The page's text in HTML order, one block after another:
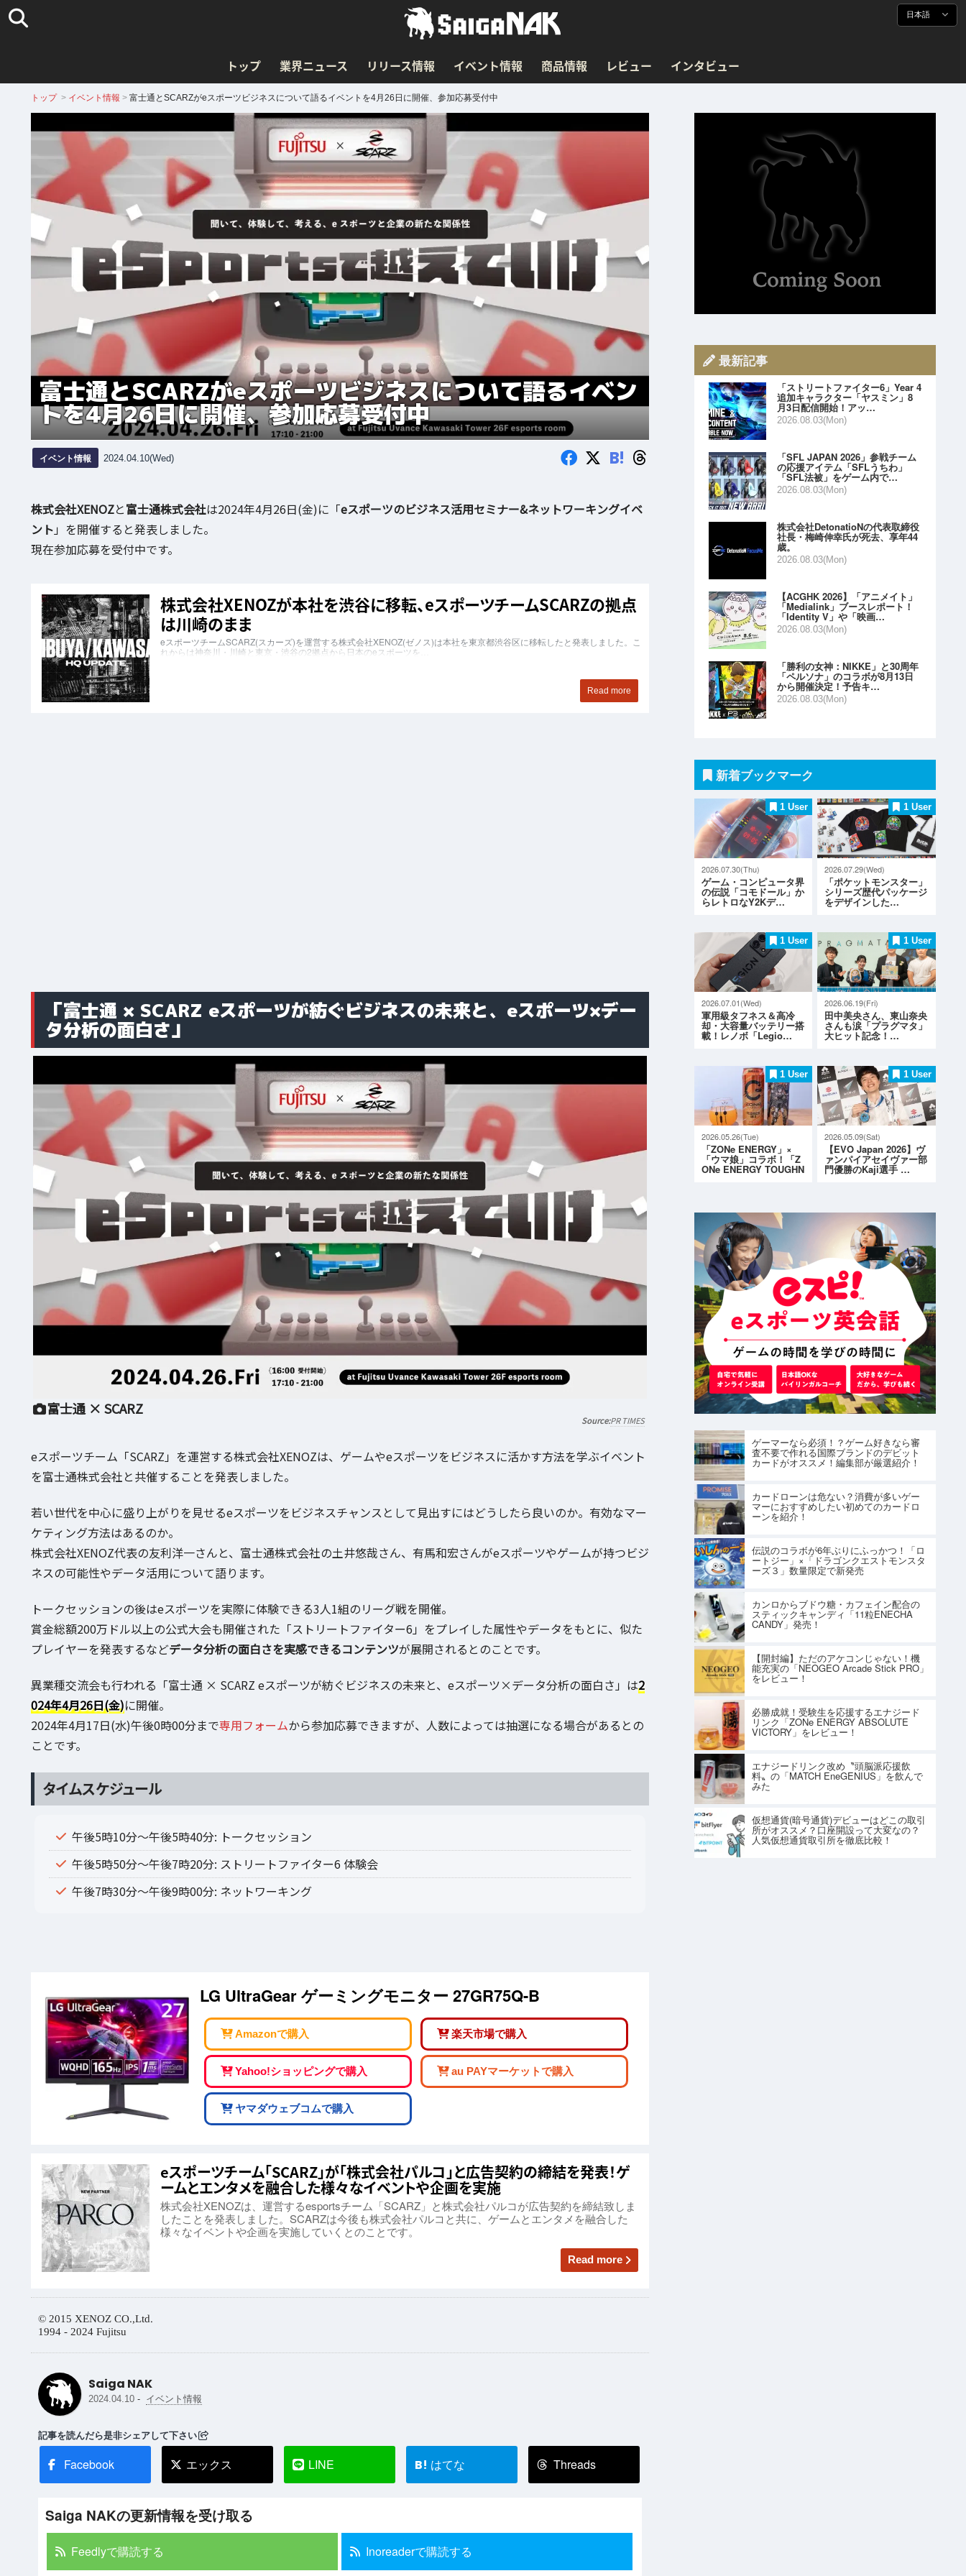
日本語
トップ 業界ニュース リリース情報 イベント情報 商品情報 レビュー インタビュー
トップ > イベント情報 > 富士通とSCARZがeスポーツビジネスについて語るイベントを4月26日に開催、参加応募受付中
富士通とSCARZがeスポーツビジネスについて語るイベン
トを4月26日に開催、参加応募受付中
イベント情報 2024.04.10(Wed) B!
株式会社XENOZと富士通株式会社は2024年4月26日(金)に「eスポーツのビジネス活用セミナー&ネットワーキングイベ
ント 」を開催すると発表しました。
現在参加応募を受付中です。
「富士通 × SCARZ eスポーツが紡ぐビジネスの未来と、eスポーツ×デー
タ分析の面白さ」
富士通 × SCARZ
PR TIMES
eスポーツチーム「SCARZ」を運営する株式会社XENOZは、ゲームやeスポーツをビジネスに活かす方法を学ぶイベント
を富士通株式会社と共催することを発表しました。
若い世代を中心に盛り上がりを見せるeスポーツをビジネスチャンスとして見出すにはどうしたら良いのか。有効なマー
ケティング方法はあるのか。
株式会社XENOZ代表の友利洋一さんと、富士通株式会社の土井悠哉さん、有馬和宏さんがeスポーツやゲームが持つビジ
ネスの可能性やデータ活用について語ります。
トークセッションの後はeスポーツを実際に体験できる3人1組のリーグ戦を開催。
賞金総額200万ドル以上の公式大会も開催された「ストリートファイター6」をプレイした属性やデータをもとに、似た
プレイヤーを発表するなどデータ分析の面白さを実感できるコンテンツが展開されるとのことです。
異業種交流会も行われる「富士通 × SCARZ eスポーツが紡ぐビジネスの未来と、eスポーツ×データ分析の面白さ」は2
024年4月26日(金)に開催。
2024年4月17日(水)午後0時00分まで専用フォームから参加応募できますが、人数によっては抽選になる場合があるとの
ことです。
タイムスケジュール
午後5時10分～午後5時40分: トークセッション
午後5時50分～午後7時20分: ストリートファイター6 体験会
午後7時30分～午後9時00分: ネットワーキング
LG UltraGear ゲーミングモニター 27GR75Q-B
Amazonで購入 楽天市場で購入
Yahoo!ショッピングで購入 au PAYマーケットで購入
ヤマダウェブコムで購入
eスポーツチーム「SCARZ」が「株式会社パルコ」と広告契約の締結を発表！ゲ
ームとエンタメを融合した様々なイベントや企画を実施
株式会社XENOZは、運営するesportsチーム「SCARZ」と株式会社パルコが広告契約を締結致しま
したことを発表しました。SCARZは今後も株式会社パルコと共に、ゲームとエンタメを融合した
様々なイベントや企画を実施していくとのことです。
Read more
© 2015 XENOZ CO.,Ltd.
1994 - 2024 Fujitsu
Saiga NAK
2024.04.10- イベント情報
記事を読んだら是非シェアして下さい
Facebook エックス LINE B! はてな Threads
Saiga NAKの更新情報を受け取る
Feedlyで購読する Inoreaderで購読する
最新記事
「ストリートファイター6」Year 4
追加キャラクター「ヤスミン」8
月3日配信開始！アッ…
2026.08.03(Mon)
「SFL JAPAN 2026」参戦チーム
の応援アイテム「SFLうちわ」
「SFL法被」をゲーム内で…
2026.08.03(Mon)
株式会社DetonatioNの代表取締役
社長・梅崎伸幸氏が死去、享年44
歳。
2026.08.03(Mon)
【ACGHK 2026】「アニメイト」
「Medialink」ブースレポート！
「Identity V」や「映画…
2026.08.03(Mon)
「勝利の女神：NIKKE」と30周年
「ペルソナ」のコラボが8月13日
から開催決定！予告キ…
2026.08.03(Mon)
新着ブックマーク
1 User
2026.07.30(Thu)
ゲーム・コンピュータ界
の伝説「コモドール」か
らレトロなY2Kデ…
1 User
2026.07.29(Wed)
「ポケットモンスター」
シリーズ歴代パッケージ
をデザインした…
1 User
2026.07.01(Wed)
軍用級タフネス＆高冷
却・大容量バッテリー搭
載！レノボ「Legio…
1 User
2026.06.19(Fri)
田中美央さん、東山奈央
さんも涙「プラグマタ」
大ヒット記念！…
1 User
2026.05.26(Tue)
「ZONe ENERGY」×
「ウマ娘」コラボ！「Z
ONe ENERGY TOUGHN
1 User
2026.05.09(Sat)
【EVO Japan 2026】ヴ
ァンパイアセイヴァー部
門優勝のKaji選手 …
ゲーマーなら必須！？ゲーム好きなら審
査不要で作れる国際ブランドのデビット
カードがオススメ！編集部が厳選紹介！
カードローンは危ない？消費が多いゲー
マーにおすすめしたい初めてのカードロ
ーンを紹介！
伝説のコラボが6年ぶりにふっかつ！「ロ
ートジー」×「ドラゴンクエストモンスタ
ーズ３」数量限定で新発売
カンロからブドウ糖・カフェイン配合の
スティックキャンディ「11粒ENECHA
CANDY」発売！
【開封編】ただのアケコンじゃない！機
能充実の「NEOGEO Arcade Stick PRO」
をレビュー！
必勝成就！受験生を応援するエナジード
リンク「ZONe ENERGY ABSOLUTE
VICTORY」をレビュー！
エナジードリンク改め〝頭脳派応援飲
料〟の「MATCH EneGENIUS」を飲んで
みた
仮想通貨(暗号通貨)デビューはどこの取引
所がオススメ？口座開設って大変なの？
人気仮想通貨取引所を徹底比較！